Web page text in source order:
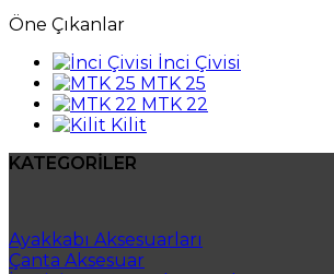
Öne Çıkanlar
İnci Çivisi
MTK 25
MTK 22
Kilit
KATEGORİLER
Ayakkabı Aksesuarları
Çanta Aksesuar